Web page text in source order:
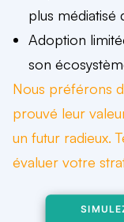
plus médiatisé
Adoption
son
Nous préférons
prouvé leur
un futur radieux.
évaluer votre